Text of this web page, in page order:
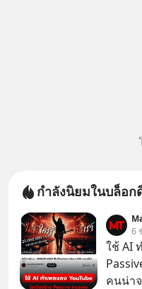
กำลังนิยมในบล็อก
6
ใช้ AI
คนน่า